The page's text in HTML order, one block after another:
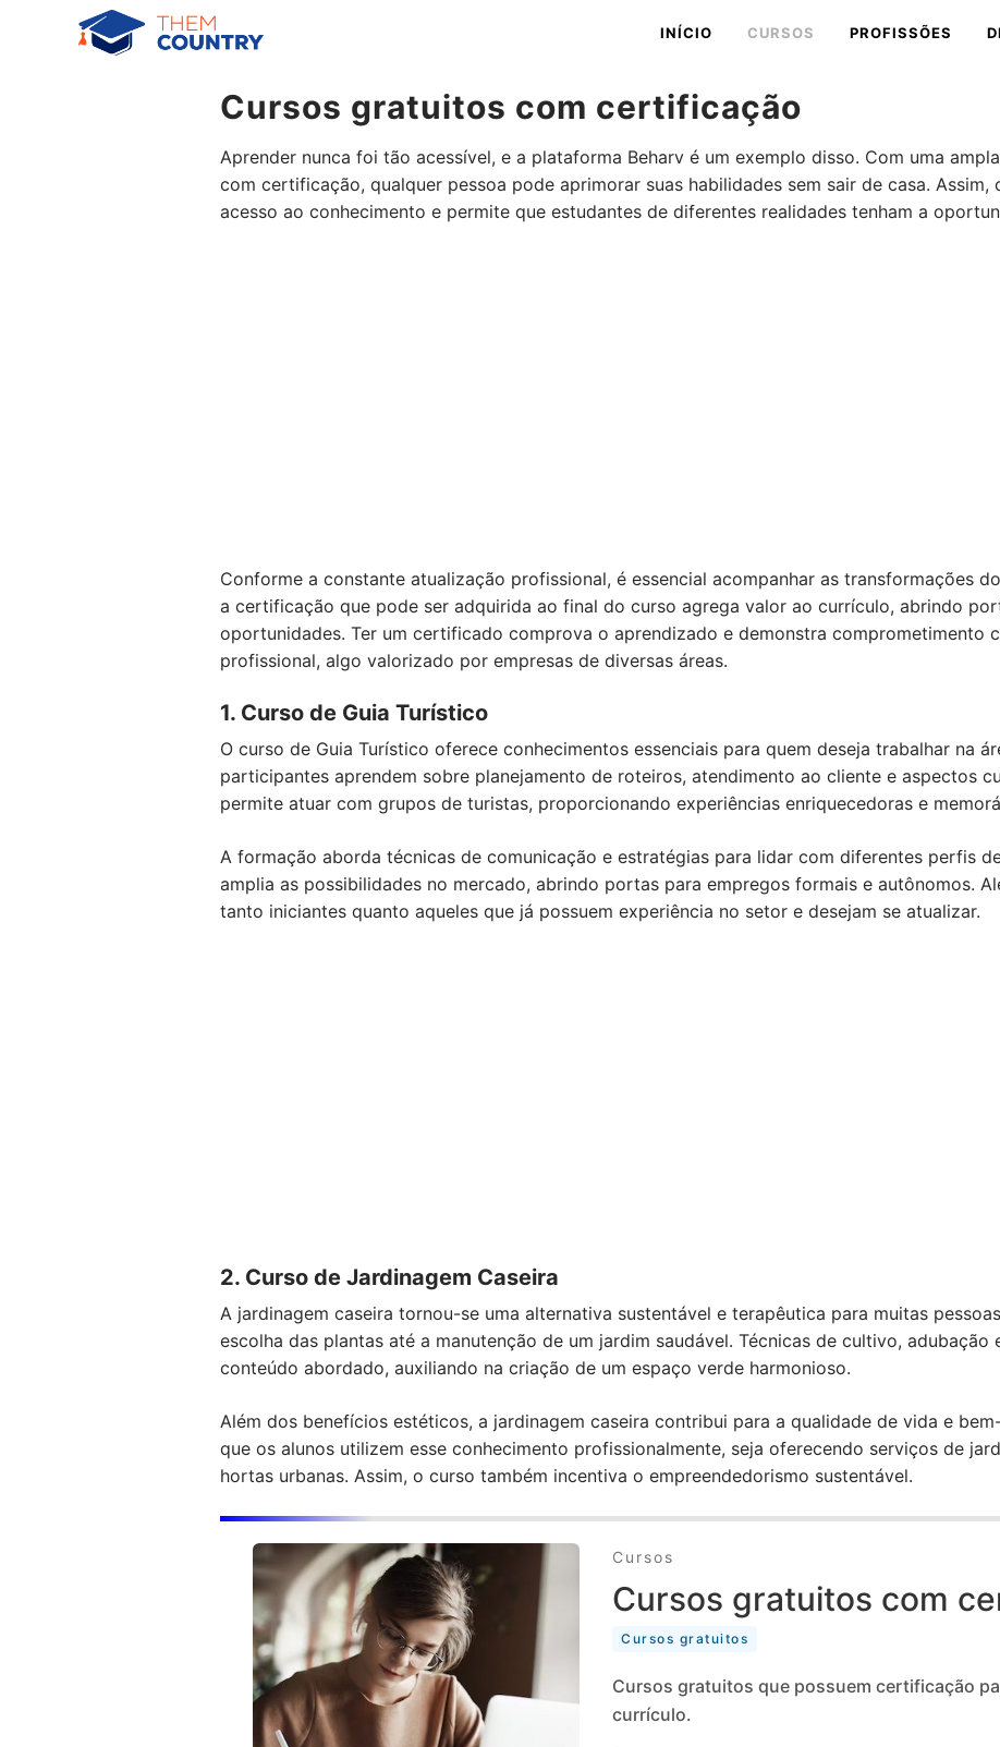
INÍCIO CURSOS PROFISSÕES
Cursos gratuitos com certificação
Aprender nunca foi tão acessível, e a plataforma Beharv é um exemplo disso. Com uma
com certificação, qualquer pessoa pode aprimorar suas habilidades sem sair de casa. Assim,
acesso ao conhecimento e permite que estudantes de diferentes realidades tenham a
Conforme a constante atualização profissional, é essencial acompanhar as transformações
a certificação que pode ser adquirida ao final do curso agrega valor ao currículo, abrindo
oportunidades. Ter um certificado comprova o aprendizado e demonstra comprometimento
profissional, algo valorizado por empresas de diversas áreas.
1. Curso de Guia Turístico
O curso de Guia Turístico oferece conhecimentos essenciais para quem deseja trabalhar na
participantes aprendem sobre planejamento de roteiros, atendimento ao cliente e aspectos
permite atuar com grupos de turistas, proporcionando experiências enriquecedoras e
A formação aborda técnicas de comunicação e estratégias para lidar com diferentes perfis
amplia as possibilidades no mercado, abrindo portas para empregos formais e autônomos.
tanto iniciantes quanto aqueles que já possuem experiência no setor e desejam se atualizar.
2. Curso de Jardinagem Caseira
A jardinagem caseira tornou-se uma alternativa sustentável e terapêutica para muitas
escolha das plantas até a manutenção de um jardim saudável. Técnicas de cultivo,
conteúdo abordado, auxiliando na criação de um espaço verde harmonioso.
Além dos benefícios estéticos, a jardinagem caseira contribui para a qualidade de vida e
que os alunos utilizem esse conhecimento profissionalmente, seja oferecendo serviços de
hortas urbanas. Assim, o curso também incentiva o empreendedorismo sustentável.
Cursos
Cursos gratuitos com
Cursos gratuitos
Cursos gratuitos que possuem certificação
currículo.